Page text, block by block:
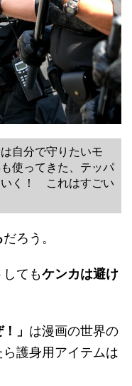
自分で守りたいモ
使ってきた、テッパ
いく！ これはすごい
だろう。
てもケンカは避け
」 は漫画の世界の
護身用アイテムは